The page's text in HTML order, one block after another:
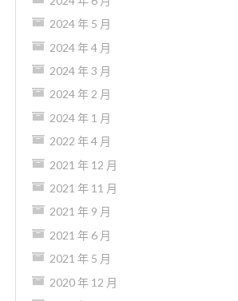
2024 年 5 月
2024 年 4 月
2024 年 3 月
2024 年 2 月
2024 年 1 月
2022 年 4 月
2021 年 12 月
2021 年 11 月
2021 年 9 月
2021 年 6 月
2021 年 5 月
2020 年 12 月